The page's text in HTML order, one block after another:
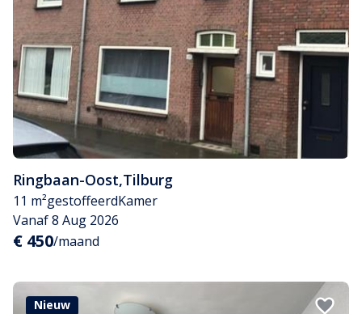
Ringbaan-Oost,Tilburg
11 m²gestoffeerdKamer
Vanaf 8 Aug 2026
€ 450/maand
Nieuw